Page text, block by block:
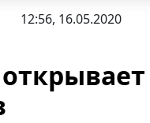
12:56, 16.05.2020